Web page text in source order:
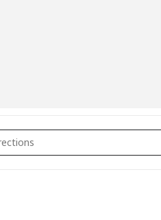
Lumière [lbiqZ983j]